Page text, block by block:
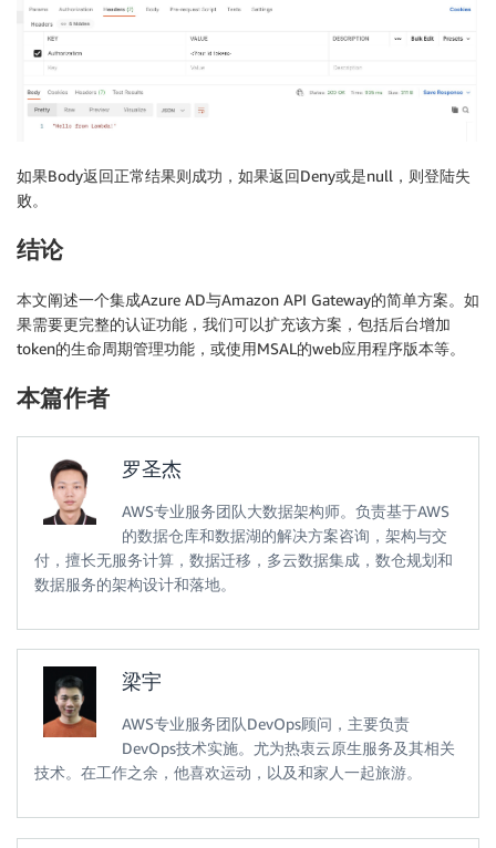
        return success_resp
    except Exception as e:
如果Body返回正常结果则成功，如果返回Deny或是null，则登陆失
败。
结论
本文阐述一个集成Azure AD与Amazon API Gateway的简单方案。如
果需要更完整的认证功能，我们可以扩充该方案，包括后台增加
token的生命周期管理功能，或使用MSAL的web应用程序版本等。
本篇作者
罗圣杰
AWS专业服务团队大数据架构师。负责基于AWS
的数据仓库和数据湖的解决方案咨询，架构与交
付，擅长无服务计算，数据迁移，多云数据集成，数仓规划和
数据服务的架构设计和落地。
梁宇
AWS专业服务团队DevOps顾问，主要负责
DevOps技术实施。尤为热衷云原生服务及其相关
技术。在工作之余，他喜欢运动，以及和家人一起旅游。